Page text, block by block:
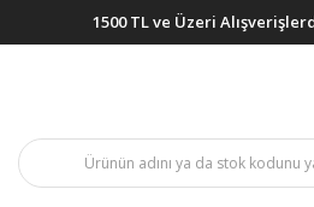
1500 TL ve Üzeri